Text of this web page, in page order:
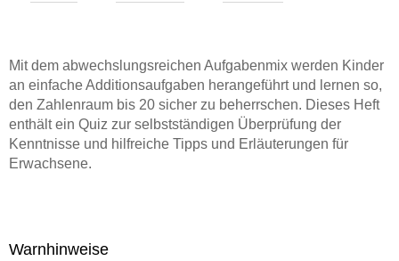
Mit dem abwechslungsreichen Aufgabenmix werden Kinder
an einfache Additionsaufgaben herangeführt und lernen so,
den Zahlenraum bis 20 sicher zu beherrschen. Dieses Heft
enthält ein Quiz zur selbstständigen Überprüfung der
Kenntnisse und hilfreiche Tipps und Erläuterungen für
Erwachsene.
Warnhinweise